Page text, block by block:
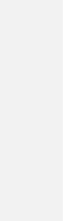
KIDS